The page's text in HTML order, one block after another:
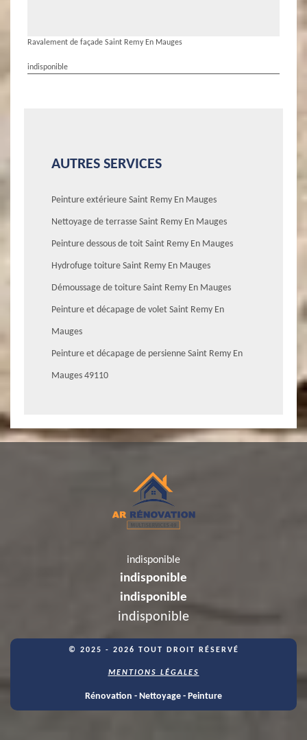
Ravalement de façade Saint Remy En Mauges
indisponible
AUTRES SERVICES
Peinture extérieure Saint Remy En Mauges
Nettoyage de terrasse Saint Remy En Mauges
Peinture dessous de toit Saint Remy En Mauges
Hydrofuge toiture Saint Remy En Mauges
Démoussage de toiture Saint Remy En Mauges
Peinture et décapage de volet Saint Remy En
Mauges
Peinture et décapage de persienne Saint Remy En
Mauges 49110
indisponible
indisponible
indisponible
indisponible
© 2025 - 2026 TOUT DROIT RÉSERVÉ
MENTIONS LÉGALES
Rénovation - Nettoyage - Peinture